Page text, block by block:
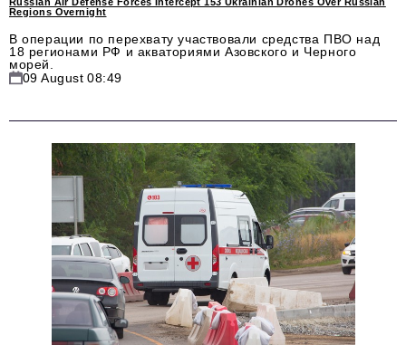
Phone number of the editorial office:+7 495 727-01-67
Editorial e-mails:
Information Department
Advertising Department
Distribution department/editorial subscription
podpiska@business-magazine.online
Partner Relations Department
partner@business-magazine.online
Regions Overnight
В операции по перехвату участвовали средства ПВО над
18 регионами РФ и акваториями Азовского и Черного
морей.
09 August 08:49